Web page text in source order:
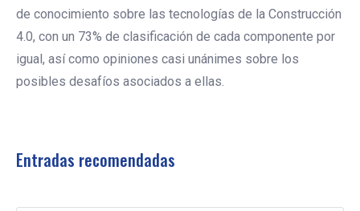
de conocimiento sobre las tecnologías de la Construcción
4.0, con un 73% de clasificación de cada componente por
igual, así como opiniones casi unánimes sobre los
posibles desafíos asociados a ellas.
Entradas recomendadas